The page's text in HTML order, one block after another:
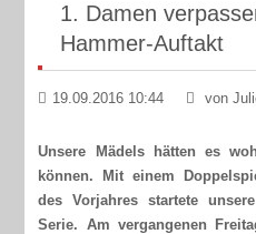
1. Damen
Hammer-Auftakt
19.09.2016 10:44 von
Unsere Mädels hätten es
können. Mit einem
des Vorjahres startete
Serie. Am vergangenen